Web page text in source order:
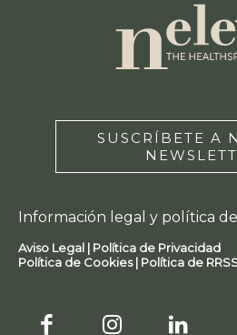
SUSCRÍBETE A
Información legal y política
Aviso Legal | Política de Privacidad
Política de Cookies | Política de